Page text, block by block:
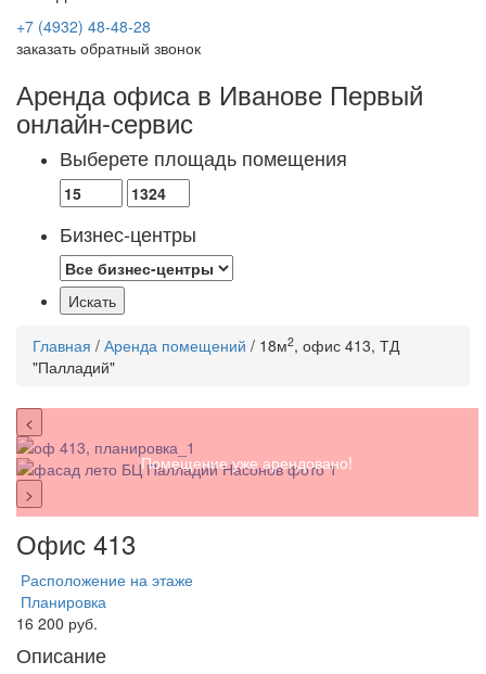
+7 (4932) 48-48-28
заказать обратный звонок
Аренда офиса в Иванове Первый
онлайн-сервис
Выберете площадь помещения
Бизнес-центры
Главная / Аренда помещений / 18м2, офис 413, ТД
"Палладий"
Помещение уже арендовано!
<
>
Офис 413
Расположение на этаже
Планировка
16 200 руб.
Описание